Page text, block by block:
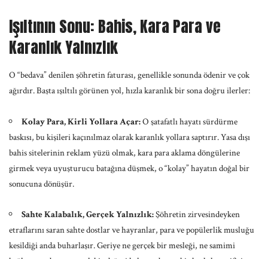
Işıltının Sonu: Bahis, Kara Para ve
Karanlık Yalnızlık
O “bedava” denilen şöhretin faturası, genellikle sonunda ödenir ve çok
ağırdır. Başta ışıltılı görünen yol, hızla karanlık bir sona doğru ilerler:
Kolay Para, Kirli Yollara Açar:O şatafatlı hayatı sürdürme
baskısı, bu kişileri kaçınılmaz olarak karanlık yollara saptırır. Yasa dışı
bahis sitelerinin reklam yüzü olmak, kara para aklama döngülerine
girmek veya uyuşturucu batağına düşmek, o “kolay” hayatın doğal bir
sonucuna dönüşür.
Sahte Kalabalık, Gerçek Yalnızlık:Şöhretin zirvesindeyken
etraflarını saran sahte dostlar ve hayranlar, para ve popülerlik musluğu
kesildiği anda buharlaşır. Geriye ne gerçek bir mesleği, ne samimi